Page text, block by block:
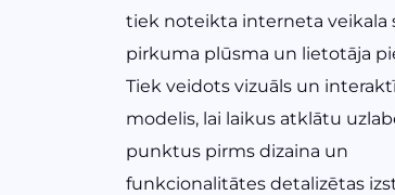
tiek noteikta interneta veikala
pirkuma plūsma un lietotāja
Tiek veidots vizuāls un
modelis, lai laikus atklātu
punktus pirms dizaina un
funkcionalitātes detalizētas